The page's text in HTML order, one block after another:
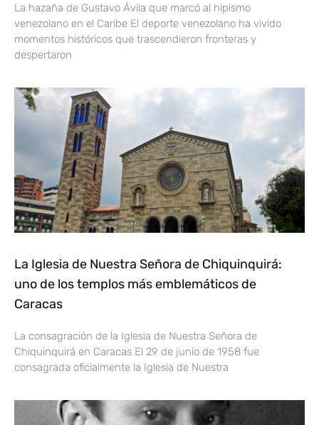
La hazaña de Gustavo Ávila que marcó al hipismo
venezolano en el Caribe El deporte venezolano ha vivido
momentos históricos que trascendieron fronteras y
despertaron
La Iglesia de Nuestra Señora de Chiquinquirá:
uno de los templos más emblemáticos de
Caracas
La consagración de la Iglesia de Nuestra Señora de
Chiquinquirá en Caracas El 29 de junio de 1958 fue
consagrada oficialmente la Iglesia de Nuestra